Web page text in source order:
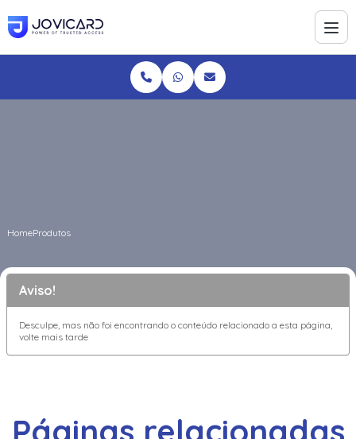
HomeProdutos
Aviso!
Desculpe, mas não foi encontrando o conteúdo relacionado a esta página,
volte mais tarde